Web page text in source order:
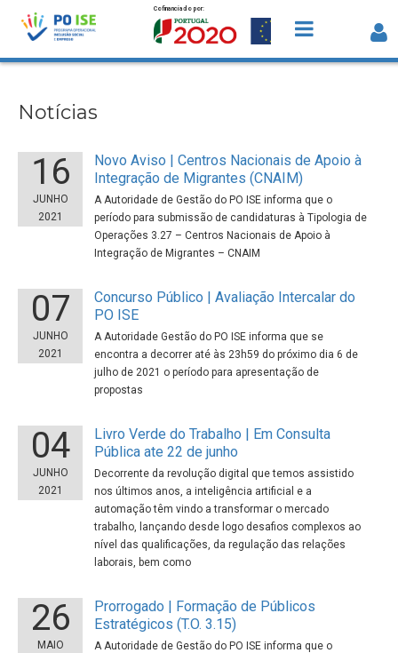
Saltar para o conteúdo
Cofinanciado por:
Notícias
16
JUNHO
2021
Novo Aviso | Centros Nacionais de Apoio à
Integração de Migrantes (CNAIM)
A Autoridade de Gestão do PO ISE informa que o
período para submissão de candidaturas à Tipologia de
Operações 3.27 – Centros Nacionais de Apoio à
Integração de Migrantes – CNAIM
07
JUNHO
2021
Concurso Público | Avaliação Intercalar do
PO ISE
A Autoridade Gestão do PO ISE informa que se
encontra a decorrer até às 23h59 do próximo dia 6 de
julho de 2021 o período para apresentação de
propostas
04
JUNHO
2021
Livro Verde do Trabalho | Em Consulta
Pública ate 22 de junho
Decorrente da revolução digital que temos assistido
nos últimos anos, a inteligência artificial e a
automação têm vindo a transformar o mercado
trabalho, lançando desde logo desafios complexos ao
nível das qualificações, da regulação das relações
laborais, bem como
26
MAIO
Prorrogado | Formação de Públicos
Estratégicos (T.O. 3.15)
A Autoridade de Gestão do PO ISE informa que o